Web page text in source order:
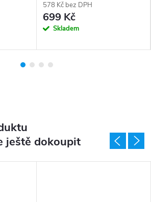
ještě dokoupit
578 Kč bez DPH
699 Kč
Skladem